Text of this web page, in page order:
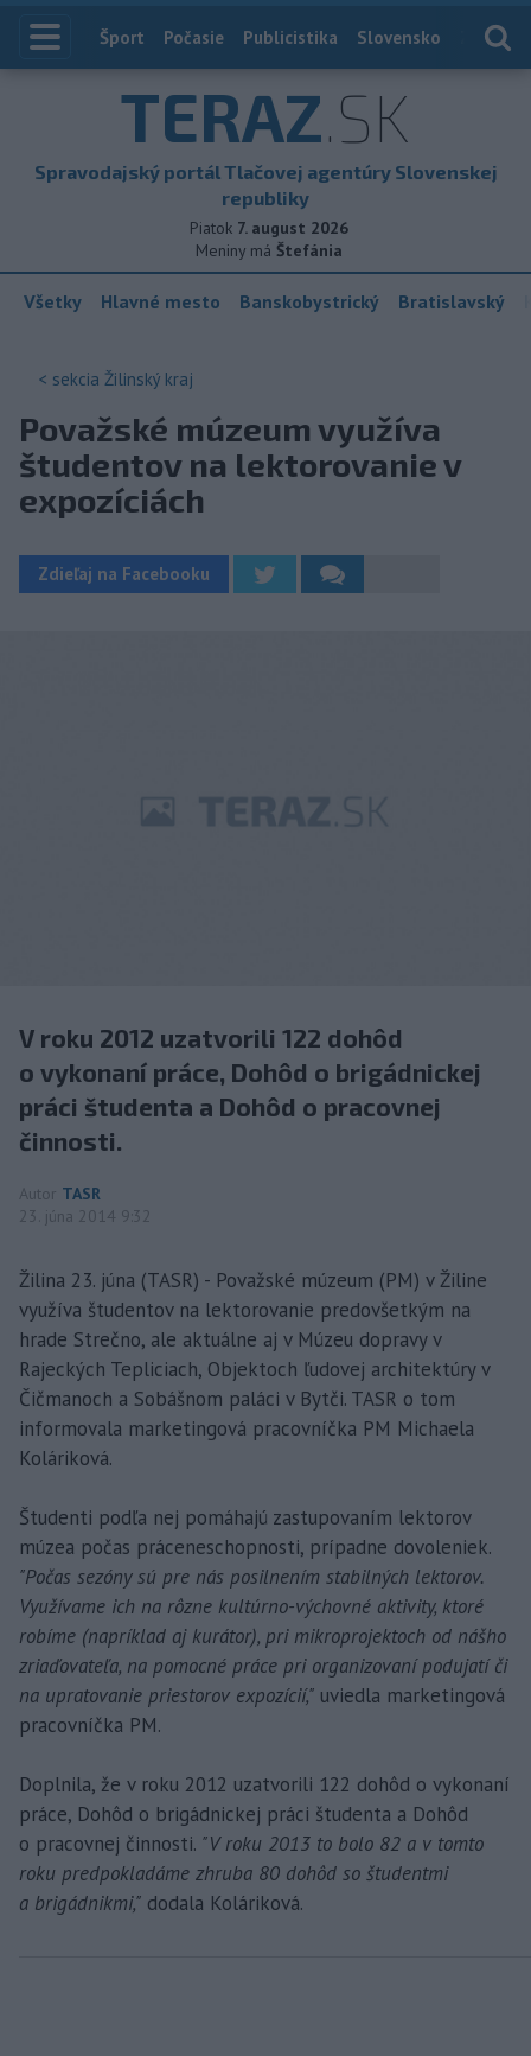
Index
Šport Počasie Publicistika Slovensko
TERAZ.SK
Spravodajský portál Tlačovej agentúry Slovenskej
republiky
Piatok 7. august 2026
Meniny má Štefánia
Všetky Hlavné mesto Banskobystrický Bratislavský
< sekcia Žilinský kraj
Považské múzeum využíva
študentov na lektorovanie v
expozíciách
Zdieľaj na Facebooku
V roku 2012 uzatvorili 122 dohôd
o vykonaní práce, Dohôd o brigádnickej
práci študenta a Dohôd o pracovnej
činnosti.
Autor TASR
23. júna 2014 9:32
Žilina 23. júna (TASR) - Považské múzeum (PM) v Žiline
využíva študentov na lektorovanie predovšetkým na
hrade Strečno, ale aktuálne aj v Múzeu dopravy v
Rajeckých Tepliciach, Objektoch ľudovej architektúry v
Čičmanoch a Sobášnom paláci v Bytči. TASR o tom
informovala marketingová pracovníčka PM Michaela
Koláriková.
Študenti podľa nej pomáhajú zastupovaním lektorov
múzea počas práceneschopnosti, prípadne dovoleniek.
"Počas sezóny sú pre nás posilnením stabilných lektorov.
Využívame ich na rôzne kultúrno-výchovné aktivity, ktoré
robíme (napríklad aj kurátor), pri mikroprojektoch od nášho
zriaďovateľa, na pomocné práce pri organizovaní podujatí či
na upratovanie priestorov expozícií," uviedla marketingová
pracovníčka PM.
Doplnila, že v roku 2012 uzatvorili 122 dohôd o vykonaní
práce, Dohôd o brigádnickej práci študenta a Dohôd
o pracovnej činnosti. "V roku 2013 to bolo 82 a v tomto
roku predpokladáme zhruba 80 dohôd so študentmi
a brigádnikmi," dodala Koláriková.